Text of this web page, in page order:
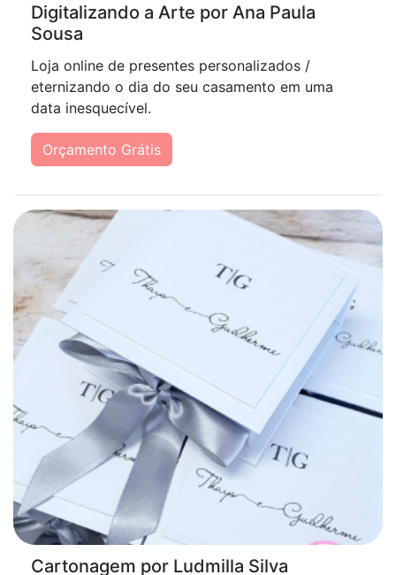
Digitalizando a Arte por Ana Paula
Sousa
Loja online de presentes personalizados /
eternizando o dia do seu casamento em uma
data inesquecível.
Orçamento Grátis
Cartonagem por Ludmilla Silva